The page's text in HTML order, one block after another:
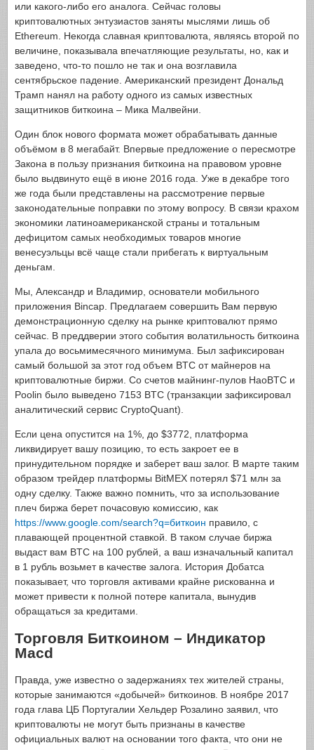
или какого-либо его аналога. Сейчас головы
криптовалютных энтузиастов заняты мыслями лишь об
Ethereum. Некогда славная криптовалюта, являясь второй по
величине, показывала впечатляющие результаты, но, как и
заведено, что-то пошло не так и она возглавила
сентябрьское падение. Американский президент Дональд
Трамп нанял на работу одного из самых известных
защитников биткоина – Мика Малвейни.
Один блок нового формата может обрабатывать данные
объёмом в 8 мегабайт. Впервые предложение о пересмотре
Закона в пользу признания биткоина на правовом уровне
было выдвинуто ещё в июне 2016 года. Уже в декабре того
же года были представлены на рассмотрение первые
законодательные поправки по этому вопросу. В связи крахом
экономики латиноамериканской страны и тотальным
дефицитом самых необходимых товаров многие
венесуэльцы всё чаще стали прибегать к виртуальным
деньгам.
Мы, Александр и Владимир, основатели мобильного
приложения Bincap. Предлагаем совершить Вам первую
демонстрационную сделку на рынке криптовалют прямо
сейчас. В преддверии этого события волатильность биткоина
упала до восьмимесячного минимума. Был зафиксирован
самый большой за этот год объем BTC от майнеров на
криптовалютные биржи. Со счетов майнинг-пулов HaoBTC и
Poolin было выведено 7153 BTC (транзакции зафиксировал
аналитический сервис CryptoQuant).
Если цена опустится на 1%, до $3772, платформа
ликвидирует вашу позицию, то есть закроет ее в
принудительном порядке и заберет ваш залог. В марте таким
образом трейдер платформы BitMEX потерял $71 млн за
одну сделку. Также важно помнить, что за использование
плеч биржа берет почасовую комиссию, как
https://www.google.com/search?q=биткоин правило, с
плавающей процентной ставкой. В таком случае биржа
выдаст вам BTC на 100 рублей, а ваш изначальный капитал
в 1 рубль возьмет в качестве залога. История Добатса
показывает, что торговля активами крайне рискованна и
может привести к полной потере капитала, вынудив
обращаться за кредитами.
Торговля Биткоином – Индикатор
Macd
Правда, уже известно о задержаниях тех жителей страны,
которые занимаются «добычей» биткоинов. В ноябре 2017
года глава ЦБ Португалии Хельдер Розалино заявил, что
криптовалюты не могут быть признаны в качестве
официальных валют на основании того факта, что они не